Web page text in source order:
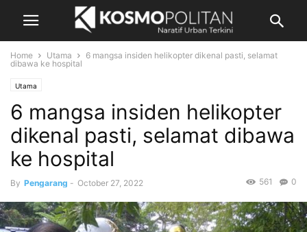
Home Utama
6 mangsa insiden helikopter dikenal pasti, selamat
dibawa ke hospital
Utama
6 mangsa insiden helikopter
dikenal pasti, selamat dibawa
ke hospital
By Pengarang - October 27, 2022 0
561